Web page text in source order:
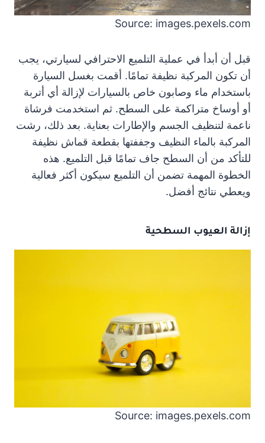
Source: images.pexels.com
قبل أن أبدأ في عملية التلميع الاحترافي لسيارتي، يجب
أن تكون المركبة نظيفة تمامًا. أقمت بغسل السيارة
باستخدام ماء وصابون خاص بالسيارات لإزالة أي أتربة
أو أوساخ متراكمة على السطح. ثم استخدمت فرشاة
ناعمة لتنظيف الجسم والإطارات بعناية. بعد ذلك، رشت
المركبة بالماء النظيف وجففتها بقطعة قماش نظيفة
للتأكد من أن السطح جاف تمامًا قبل التلميع. هذه
الخطوة المهمة تضمن أن التلميع سيكون أكثر فعالية
ويعطي نتائج أفضل.
إزالة العيوب السطحية
Source: images.pexels.com